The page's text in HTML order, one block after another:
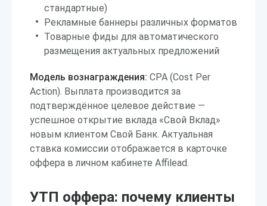
стандартные)
Рекламные баннеры различных форматов
Товарные фиды для автоматического
размещения актуальных предложений
Модель вознаграждения: CPA (Cost Per
Action). Выплата производится за
подтверждённое целевое действие —
успешное открытие вклада «Свой Вклад»
новым клиентом Свой Банк. Актуальная
ставка комиссии отображается в карточке
оффера в личном кабинете Affilead.
УТП оффера: почему клиенты